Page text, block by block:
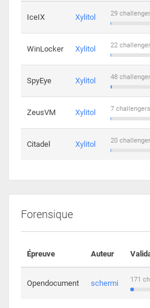
IceIX Xylitol 29
WinLocker Xylitol 22
SpyEye Xylitol 48
ZeusVM Xylitol 7
Citadel Xylitol 20
Forensique
Épreuve Auteur
Opendocument schermi 171